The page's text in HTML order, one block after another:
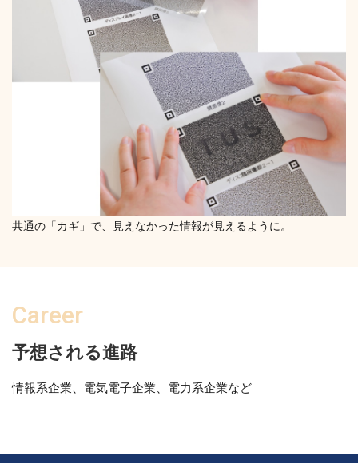
共通の「カギ」で、見えなかった情報が見えるように。
Career
予想される進路
情報系企業、電気電子企業、電力系企業など